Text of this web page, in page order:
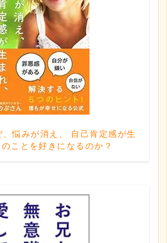
悩みが消え、 自己肯定感が生
ことを好きになるのか？